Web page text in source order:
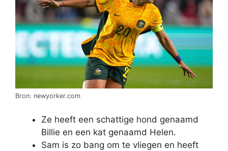
Bron: newyorker.com
Ze heeft een schattige hond genaamd
Billie en een kat genaamd Helen.
Sam is zo bang om te vliegen en heeft